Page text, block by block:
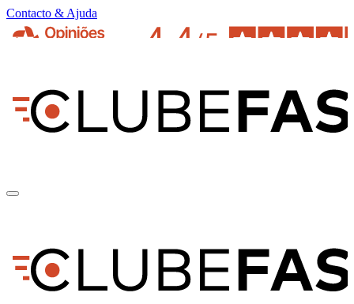
Contacto & Ajuda